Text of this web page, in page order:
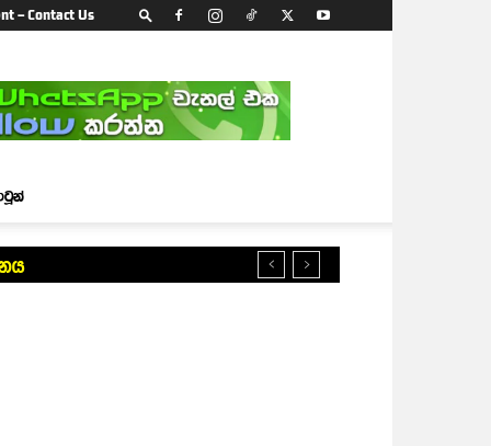
– Contact Us